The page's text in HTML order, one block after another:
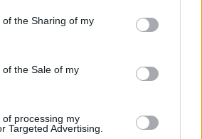
the Sharing of my
the Sale of my
processing my
Targeted Advertising.